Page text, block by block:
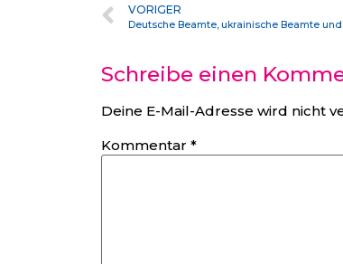
VORIGER
Deutsche Beamte, ukrainische Beamte
Schreibe einen
Deine E-Mail-Adresse wird nicht
Kommentar *